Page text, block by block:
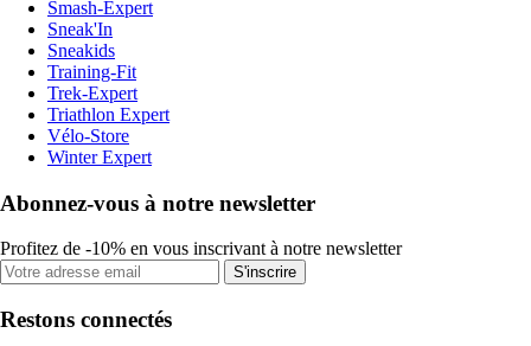
Smash-Expert
Sneak'In
Sneakids
Training-Fit
Trek-Expert
Triathlon Expert
Vélo-Store
Winter Expert
Abonnez-vous à notre newsletter
Profitez de -10% en vous inscrivant à notre newsletter
S'inscrire
Restons connectés